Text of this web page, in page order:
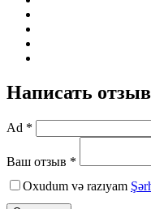
Написать отзыв
Ad *
Ваш отзыв *
Oxudum və razıyam